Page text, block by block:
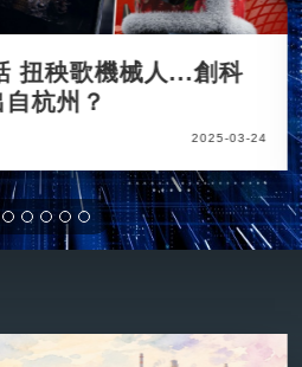
扭秧歌機械人...創科
自杭州？
2025-03-24